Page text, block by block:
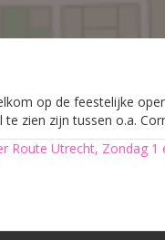
op de feestelijke
te zien zijn tussen o.a.
Route Utrecht, Zondag 1